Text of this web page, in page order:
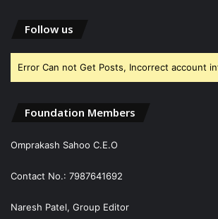
Follow us
Error Can not Get Posts, Incorrect account
Foundation Members
Omprakash Sahoo C.E.O
Contact No.: 7987641692
Naresh Patel, Group Editor